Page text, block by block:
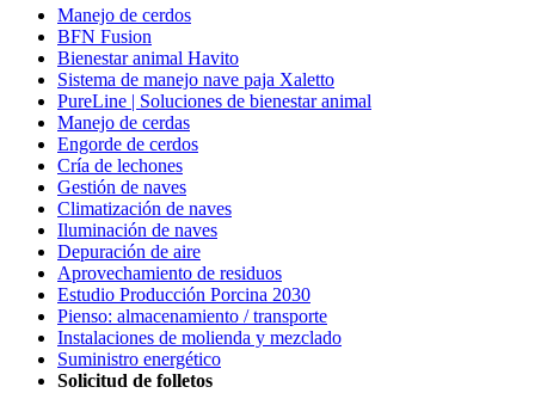
Manejo de cerdos
BFN Fusion
Bienestar animal Havito
Sistema de manejo nave paja Xaletto
PureLine | Soluciones de bienestar animal
Manejo de cerdas
Engorde de cerdos
Cría de lechones
Gestión de naves
Climatización de naves
Iluminación de naves
Depuración de aire
Aprovechamiento de residuos
Estudio Producción Porcina 2030
Pienso: almacenamiento / transporte
Instalaciones de molienda y mezclado
Suministro energético
Solicitud de folletos